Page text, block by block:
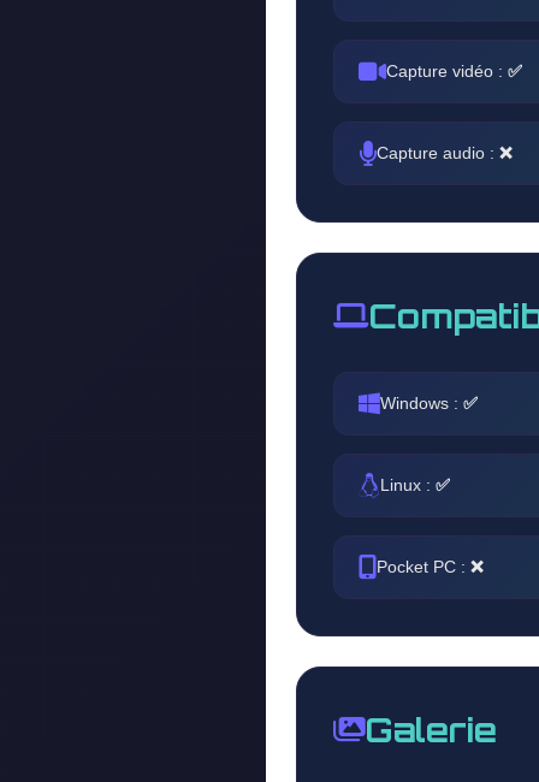
Capture vidéo : ✅
Capture audio : ❌
Windows : ✅
Linux : ✅
Pocket PC : ❌
Galerie